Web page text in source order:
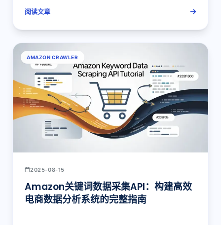
阅读文章
AMAZON CRAWLER
2025-08-15
Amazon关键词数据采集API：构建高效
电商数据分析系统的完整指南